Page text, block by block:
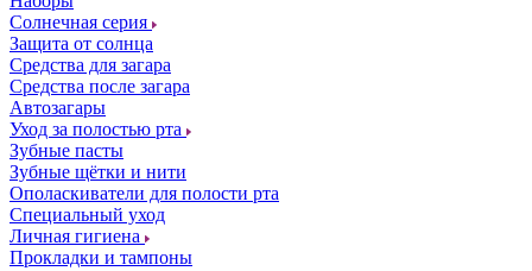
Солнечная серия
Защита от солнца
Средства для загара
Средства после загара
Автозагары
Уход за полостью рта
Зубные пасты
Зубные щётки и нити
Ополаскиватели для полости рта
Специальный уход
Личная гигиена
Прокладки и тампоны